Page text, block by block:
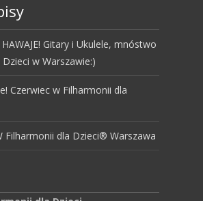
Gitary i Ukulele, mnóstwo
w Warszawie:)
Czerwiec w Filharmonii dla
Filharmonii dla Dzieci® Warszawa